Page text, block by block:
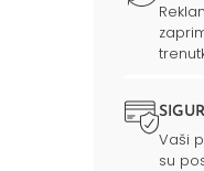
Vaši
su